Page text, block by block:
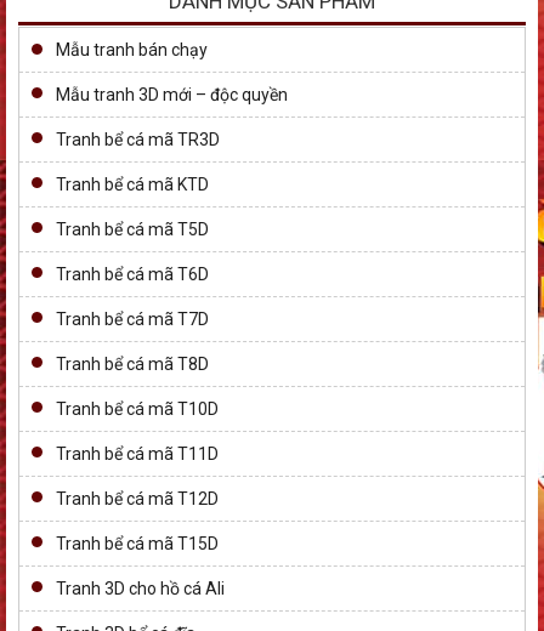
Mẫu tranh bán chạy
Mẫu tranh 3D mới – độc quyền
Tranh bể cá mã TR3D
Tranh bể cá mã KTD
Tranh bể cá mã T5D
Tranh bể cá mã T6D
Tranh bể cá mã T7D
Tranh bể cá mã T8D
Tranh bể cá mã T10D
Tranh bể cá mã T11D
Tranh bể cá mã T12D
Tranh bể cá mã T15D
Tranh 3D cho hồ cá Ali